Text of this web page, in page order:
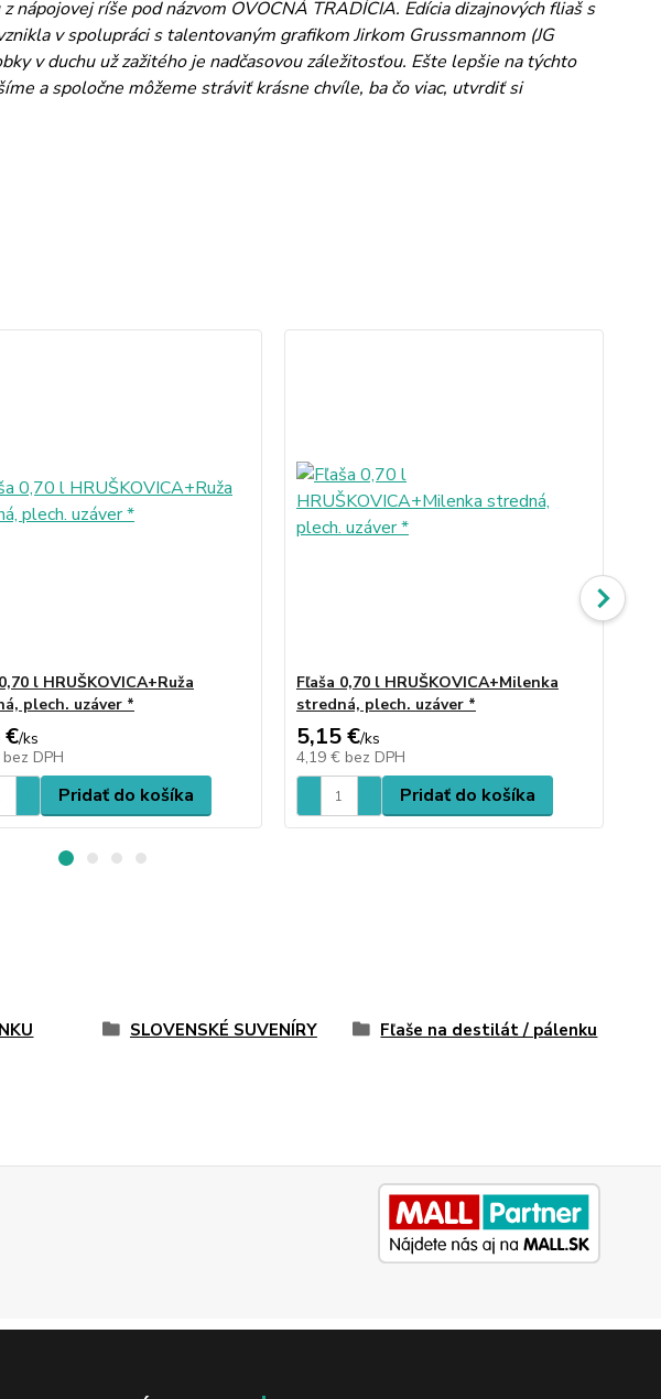
ríše pod názvom OVOCNÁ TRADÍCIA. Edícia dizajnových fliaš s
v spolupráci s talentovaným grafikom Jirkom Grussmannom (JG
v duchu už zažitého je nadčasovou záležitosťou. Ešte lepšie na týchto
a spoločne môžeme stráviť krásne chvíle, ba čo viac, utvrdiť si
l HRUŠKOVICA+Ruža
plech. uzáver *
€/ks
bez DPH
Pridať do košíka
Fľaša 0,70 l HRUŠKOVICA+Milenka
stredná, plech. uzáver *
5,15 €/ks
4,19 € bez DPH
Pridať do košíka
SLOVENSKÉ SUVENÍRY
Fľaše na destilát / pálenku